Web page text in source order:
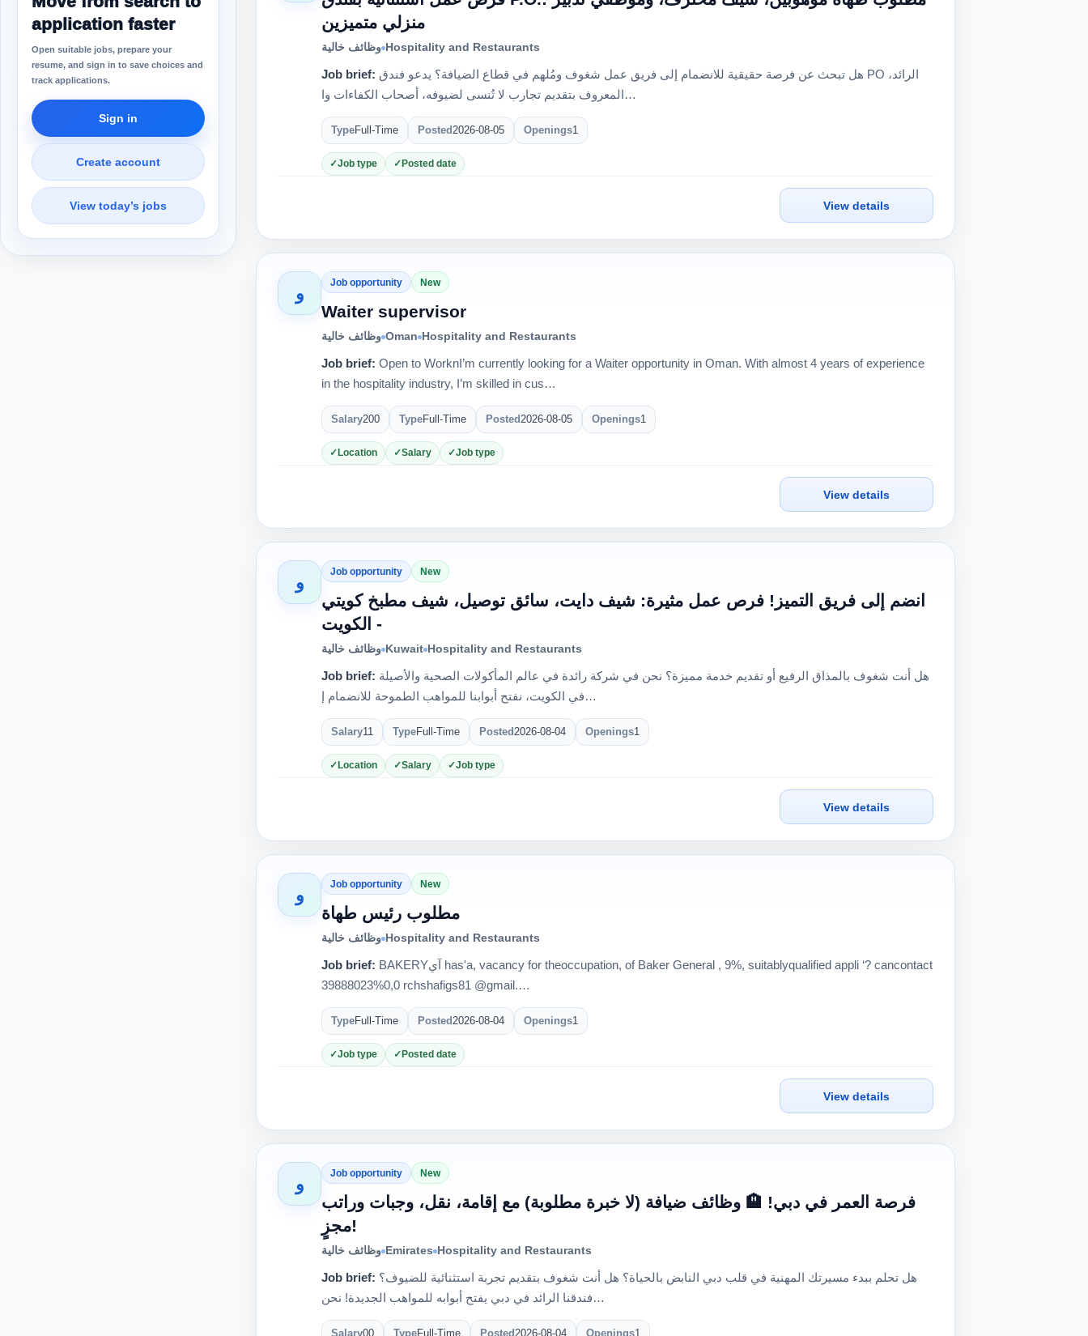
application faster
Open suitable jobs, prepare your
resume, and sign in to save choices and
track applications.
Sign in
Create account
View today’s jobs
منزلي متميزين
وظائف خالية Hospitality and Restaurants
Job brief:
المعروف بتقديم تجارب لا تُنسى لضيوفه، أصحاب الكفاءات وا…
TypeFull-Time Posted2026-08-05 Openings1
Job type Posted date
View details
و
Job opportunity New
Waiter supervisor
وظائف خالية Oman Hospitality and Restaurants
Job brief: Open to WorknI’m currently looking for a Waiter opportunity in Oman. With almost 4 years of experience
in the hospitality industry, I’m skilled in cus…
Salary200 TypeFull-Time Posted2026-08-05 Openings1
Location Salary Job type
View details
و
Job opportunity New
انضم إلى فريق التميز! فرص عمل مثيرة: شيف دايت، سائق توصيل، شيف مطبخ كويتي
- الكويت
وظائف خالية Kuwait Hospitality and Restaurants
Job brief:
في الكويت، نفتح أبوابنا للمواهب الطموحة للانضمام إ…
Salary11 TypeFull-Time Posted2026-08-04 Openings1
Location Salary Job type
View details
و
Job opportunity New
مطلوب رئيس طهاة
وظائف خالية Hospitality and Restaurants
Job brief: ‎BAKERY‏ آي‎has'a, vacancy for the‏‎occupation, of Baker‏‎ General , 9%, suitably‏‎qualified appli ‘? can‏‎contact
39888023%0,0 r‏‎chshafigs81 @gmail.…
TypeFull-Time Posted2026-08-04 Openings1
Job type Posted date
View details
و
Job opportunity New
فرصة العمر في دبي! 🏨 وظائف ضيافة (لا خبرة مطلوبة) مع إقامة، نقل، وجبات وراتب
مجزٍ!
وظائف خالية Emirates Hospitality and Restaurants
Job brief:
فندقنا الرائد في دبي يفتح أبوابه للمواهب الجديدة! نحن…
Salary00 TypeFull-Time Posted 2026-08-04 Openings1